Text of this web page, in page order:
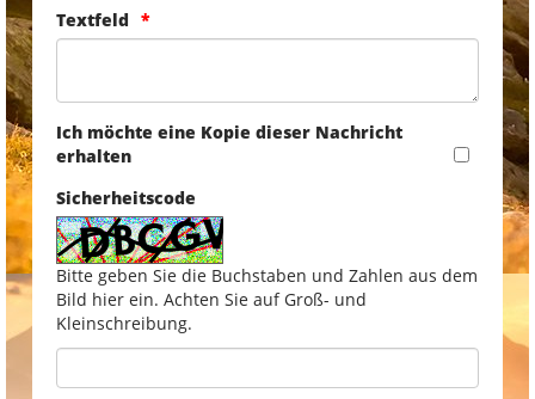
Textfeld
Ich möchte eine Kopie dieser Nachricht
erhalten
Sicherheitscode
Bitte geben Sie die Buchstaben und Zahlen aus dem
Bild hier ein. Achten Sie auf Groß- und
Kleinschreibung.